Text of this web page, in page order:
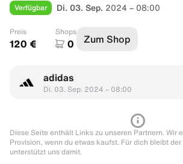
Verfügbar Di. 03. Sep. 2024 – 08:00
Preis
120 €
Shops
0 Zum Shop
adidas
Di. 03. Sep. 2024 – 08:00
Diese Seite enthält Links zu unseren Partnern. Wir
Provision, wenn du etwas kaufst. Für dich bleibt
unterstützt uns damit.